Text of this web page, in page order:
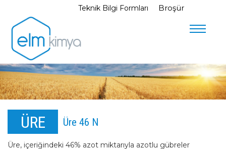
Menu
Teknik Bilgi Formları Broşür
ÜRE Üre 46 N
Üre, içeriğindeki 46% azot miktarıyla azotlu gübreler